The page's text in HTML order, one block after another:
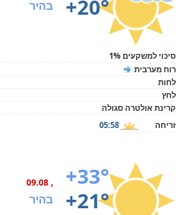
+20°
בהיר
סיכוי למשקעים 1%
רוח מערבית
לחות
לחץ
קרינת אולטרה סגולה
זריחה
05:58
+33°
+21°
, 09.08
בהיר